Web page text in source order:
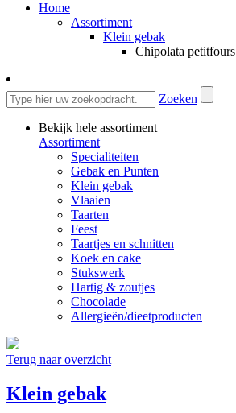
Home
Assortiment
Klein gebak
Chipolata petitfours
Zoeken
Bekijk hele assortiment
Assortiment
Specialiteiten
Gebak en Punten
Klein gebak
Vlaaien
Taarten
Feest
Taartjes en schnitten
Koek en cake
Stukswerk
Hartig & zoutjes
Chocolade
Allergieën/dieetproducten
Terug naar overzicht
Klein gebak